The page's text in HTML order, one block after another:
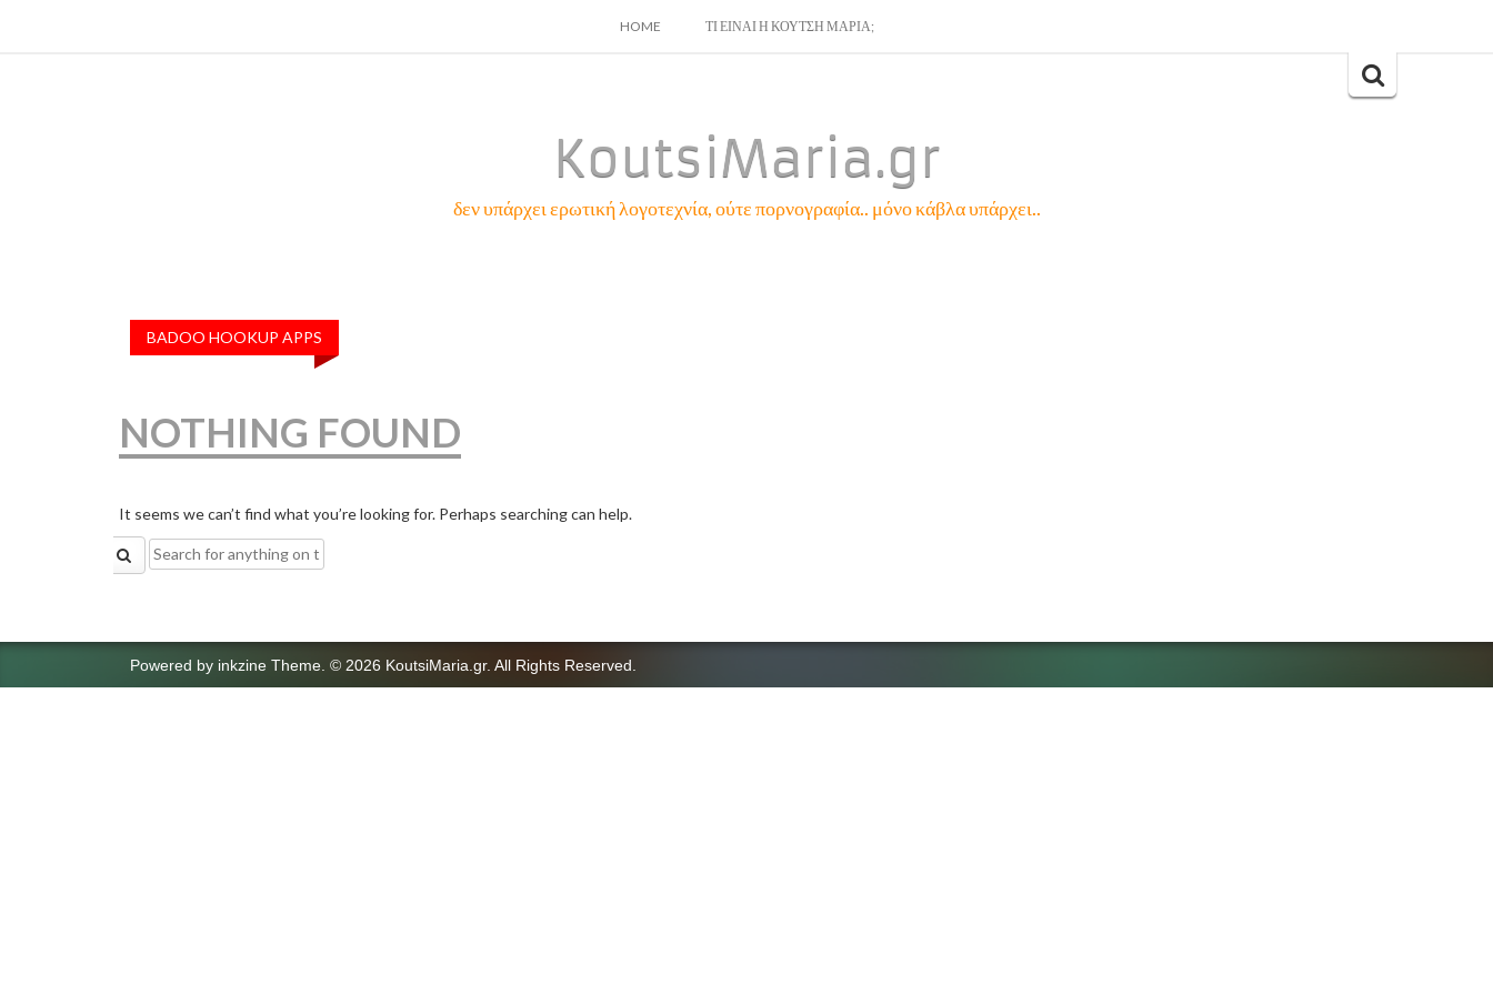
SKIP
HOME ΤΙ ΕΙΝΑΙ Η ΚΟΥΤΣΗ ΜΑΡΙΑ;
Search
KoutsiMaria.gr
δεν υπάρχει ερωτική λογοτεχνία, ούτε πορνογραφία.. μόνο κάβλα υπάρχει..
BADOO HOOKUP APPS
NOTHING FOUND
It seems we can’t find what you’re looking for. Perhaps searching can help.
Search
for:
Powered by inkzine Theme © 2026 KoutsiMaria.gr. All Rights Reserved.